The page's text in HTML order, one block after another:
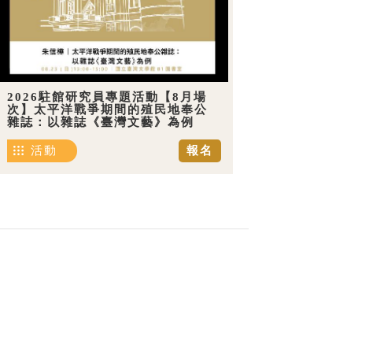
2026駐館研究員專題活動【8月場
次】太平洋戰爭期間的殖民地奉公
雜誌：以雜誌《臺灣文藝》為例
報名
活動